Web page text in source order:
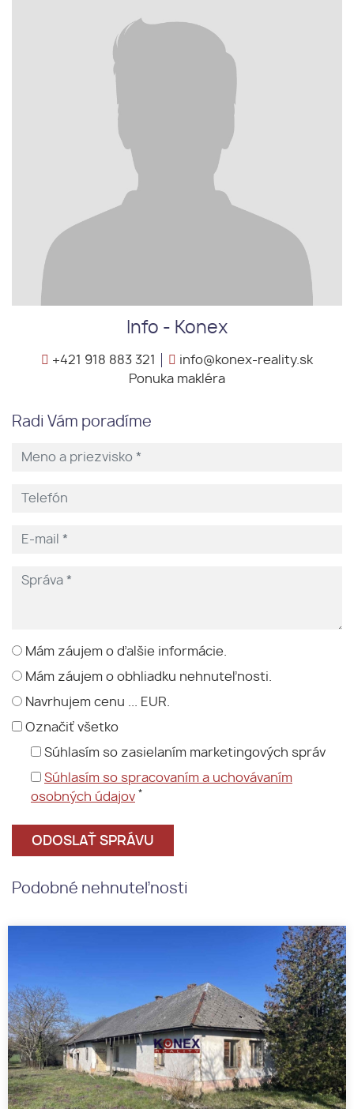
Info - Konex
+421 918 883 321
info@konex-reality.sk
Ponuka makléra
Radi Vám poradíme
Mám záujem o ďalšie informácie.
Mám záujem o obhliadku nehnuteľnosti.
Navrhujem cenu ... EUR.
Označiť všetko
Súhlasím so zasielaním marketingových správ
Súhlasím so spracovaním a uchovávaním
osobných údajov *
Podobné nehnuteľnosti